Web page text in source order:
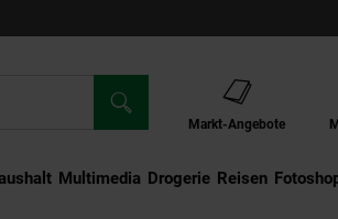
Markt-Angebote
Multimedia Drogerie Externer Link:
Reisen